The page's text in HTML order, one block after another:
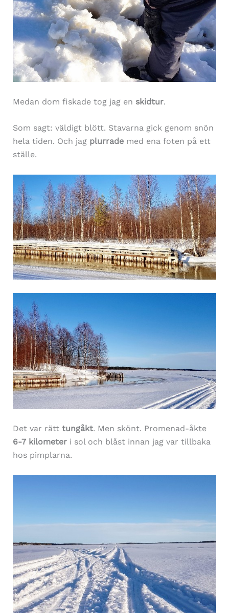
Medan dom fiskade tog jag en skidtur.
Som sagt: väldigt blött. Stavarna gick genom snön
hela tiden. Och jag plurrademed ena foten på ett
ställe.
Det var rätt tungåkt. Men skönt. Promenad-åkte
6-7 kilometeri sol och blåst innan jag var tillbaka
hos pimplarna.